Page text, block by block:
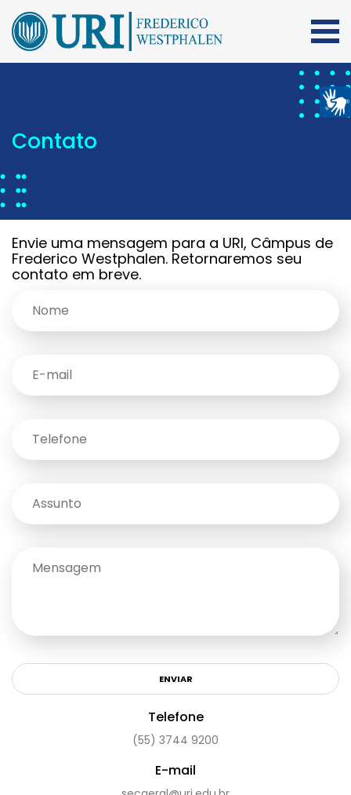
Contato
Envie uma mensagem para a URI, Câmpus de
Frederico Westphalen. Retornaremos seu
contato em breve.
Telefone
(55) 3744 9200
E-mail
ENVIAR